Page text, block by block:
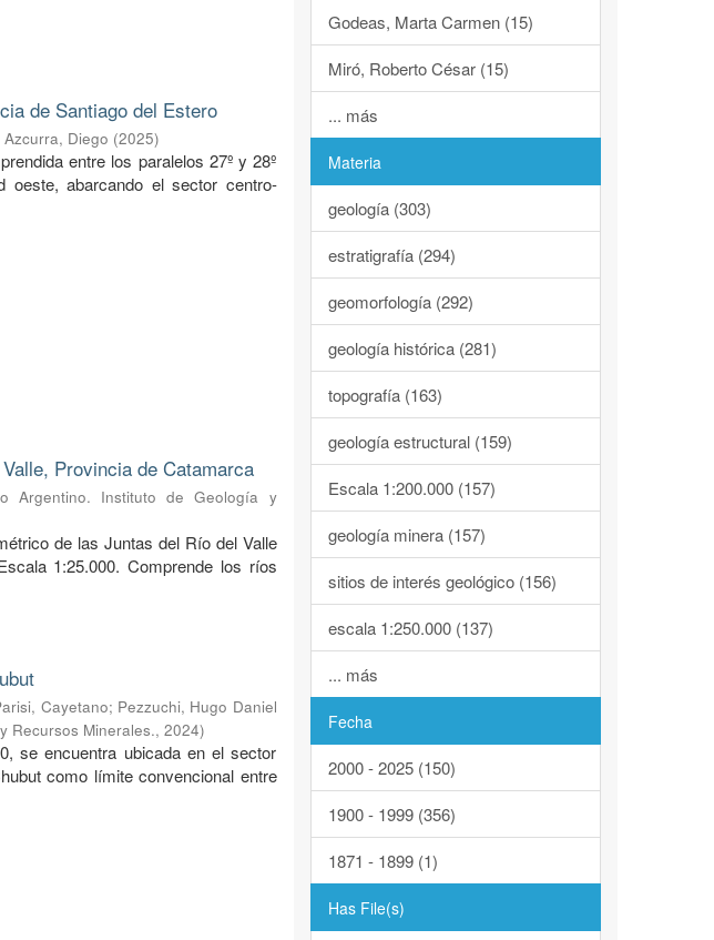
de Santiago del Estero
Azcurra, Diego (2025)
entre los paralelos 27º y 28º
oeste, abarcando el sector centro-
Provincia de Catamarca
Argentino. Instituto de Geología y
de las Juntas del Río del Valle
1:25.000. Comprende los ríos
Cayetano; Pezzuchi, Hugo Daniel
Recursos Minerales.,2024)
se encuentra ubicada en el sector
como límite convencional entre
Godeas, Marta Carmen (15)
Miró, Roberto César (15)
... más
Materia
geología (303)
estratigrafía (294)
geomorfología (292)
geología histórica (281)
topografía (163)
geología estructural (159)
Escala 1:200.000 (157)
geología minera (157)
sitios de interés geológico (156)
escala 1:250.000 (137)
... más
Fecha
2000 - 2025 (150)
1900 - 1999 (356)
1871 - 1899 (1)
Has File(s)